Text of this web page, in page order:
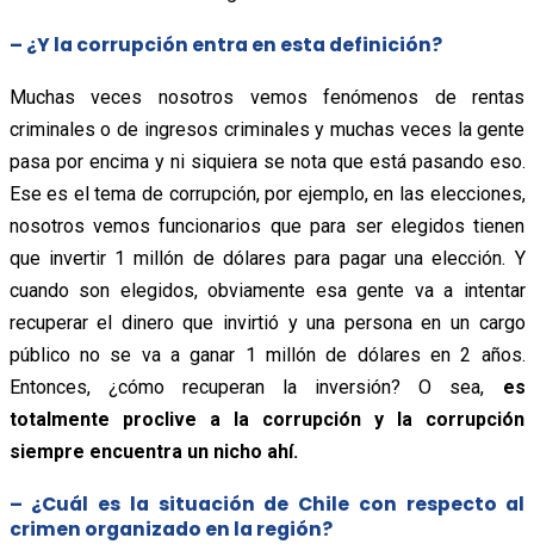
– ¿Y la corrupción entra en esta definición?
Muchas veces nosotros vemos fenómenos de rentas
criminales o de ingresos criminales y muchas veces la gente
pasa por encima y ni siquiera se nota que está pasando eso.
Ese es el tema de corrupción, por ejemplo, en las elecciones,
nosotros vemos funcionarios que para ser elegidos tienen
que invertir 1 millón de dólares para pagar una elección. Y
cuando son elegidos, obviamente esa gente va a intentar
recuperar el dinero que invirtió y una persona en un cargo
público no se va a ganar 1 millón de dólares en 2 años.
Entonces, ¿cómo recuperan la inversión? O sea, es
totalmente proclive a la corrupción y la corrupción
siempre encuentra un nicho ahí.
– ¿Cuál es la situación de Chile con respecto al
crimen organizado en la región?